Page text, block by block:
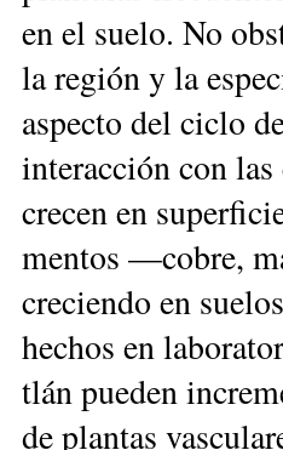
en el suelo. No
la región y la
aspecto del ciclo
interacción con
crecen en
mentos —cobre,
creciendo en
hechos en
tlán pueden
de plantas